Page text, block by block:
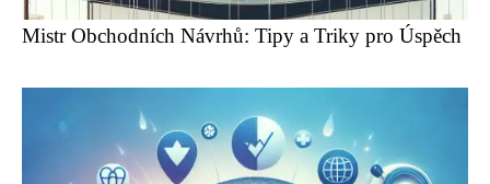
Mistr Obchodních Návrhů: Tipy a Triky pro Úspěch